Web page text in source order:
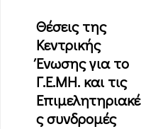
Θέσεις της
Κεντρικής
Ένωσης για το
Γ.Ε.ΜΗ. και τις
Επιμελητηριακέ
ς συνδρομές